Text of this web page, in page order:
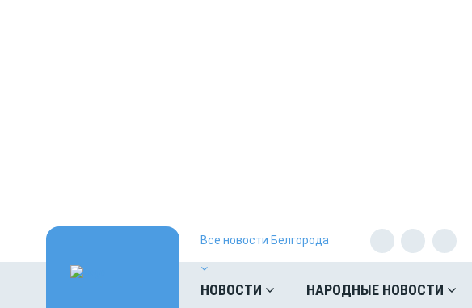
Все новости Белгорода
НОВОСТИ НАРОДНЫЕ НОВОСТИ